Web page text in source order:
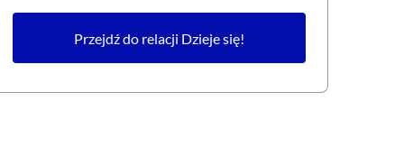
Przejdź do relacji Dzieje się!